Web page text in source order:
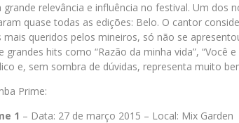
grande relevância e influência no festival. Um dos
quase todas as edições: Belo. O cantor
queridos pelos mineiros, só não se
grandes hits como “Razão da minha vida”, “Você
e, sem sombra de dúvidas, representa muito
Prime:
1 – Data: 27 de março 2015 – Local: Mix Garden